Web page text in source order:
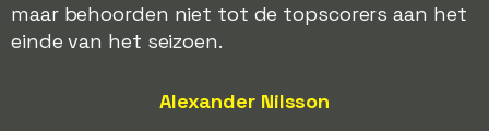
maar behoorden niet tot de topscorers aan het
einde van het seizoen.
Alexander Nilsson